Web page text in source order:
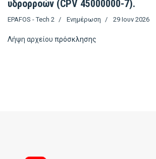
υδρορροών (CPV 45000000-7).
EPAFOS - Tech 2 Ενημέρωση 29 Ιουν 2026
Λήψη αρχείου πρόσκλησης